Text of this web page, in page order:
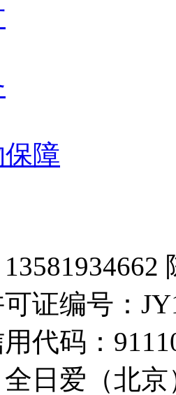
障
证编号：
代码：
日爱（北